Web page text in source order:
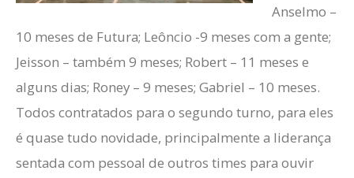
Anselmo –
10 meses de Futura; Leôncio -9 meses com a gente;
Jeisson – também 9 meses; Robert – 11 meses e
alguns dias; Roney – 9 meses; Gabriel – 10 meses.
Todos contratados para o segundo turno, para eles
é quase tudo novidade, principalmente a liderança
sentada com pessoal de outros times para ouvir